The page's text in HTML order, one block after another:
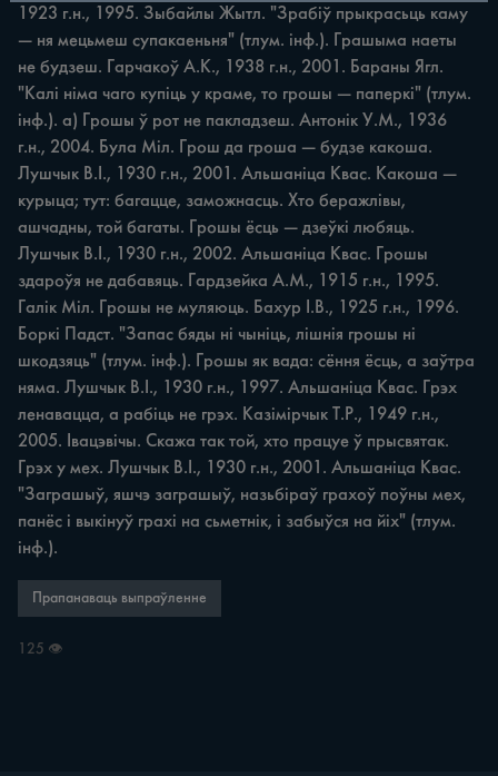
1923 г.н., 1995. Зыбайлы Жытл. "Зрабіў прыкрасьць каму
— ня мецьмеш супакаеньня" (тлум. інф.). Грашыма наеты
не будзеш. Гарчакоў А.К., 1938 г.н., 2001. Бараны Ягл.
"Калі німа чаго купіць у краме, то грошы — паперкі" (тлум.
інф.). а) Грошы ў рот не пакладзеш. Антонік У.М., 1936
г.н., 2004. Була Міл. Грош да гроша — будзе какоша.
Лушчык В.І., 1930 г.н., 2001. Альшаніца Квас. Какоша —
курыца; тут: багацце, заможнасць. Хто беражлівы,
ашчадны, той багаты. Грошы ёсць — дзеўкі любяць.
Лушчык В.І., 1930 г.н., 2002. Альшаніца Квас. Грошы
здароўя не дабавяць. Гардзейка А.М., 1915 г.н., 1995.
Галік Міл. Грошы не муляюць. Бахур І.В., 1925 г.н., 1996.
Боркі Падст. "Запас бяды ні чыніць, лішнія грошы ні
шкодзяць" (тлум. інф.). Грошы як вада: сёння ёсць, а заўтра
няма. Лушчык В.І., 1930 г.н., 1997. Альшаніца Квас. Грэх
ленавацца, а рабіць не грэх. Казімірчык Т.Р., 1949 г.н.,
2005. Івацэвічы. Скажа так той, хто працуе ў прысвятак.
Грэх у мех. Лушчык В.І., 1930 г.н., 2001. Альшаніца Квас.
"Заграшыў, яшчэ заграшыў, назьбіраў грахоў поўны мех,
панёс і выкінуў грахі на сьметнік, і забыўся на йіх" (тлум.
інф.).
Прапанаваць выпраўленне
125 👁